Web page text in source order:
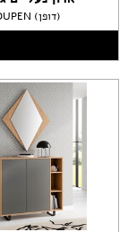
DUPEN (דופן)